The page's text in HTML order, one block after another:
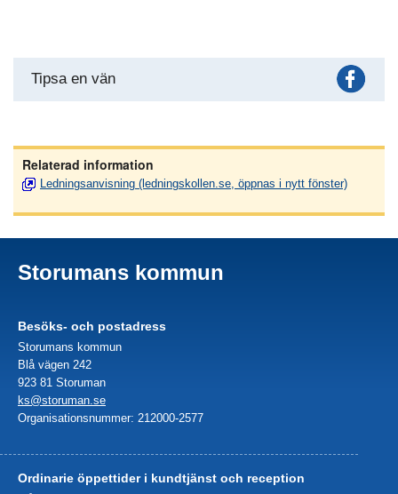
Tipsa en vän
Relaterad information
Ledningsanvisning (ledningskollen.se, öppnas i nytt fönster)
Storumans kommun
Besöks- och postadress
Storumans kommun
Blå vägen 242
923 81 Storuman
ks@storuman.se
Organisationsnummer: 212000-2577
Ordinarie öppettider i kundtjänst och reception